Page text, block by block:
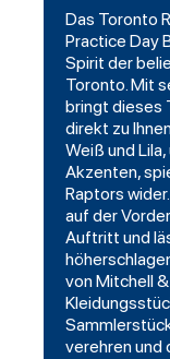
Das Toronto
Practice Day
Spirit der
Toronto. Mit
bringt dieses
direkt zu
Weiß und
Akzenten,
Raptors
auf der
Auftritt und
von Mitchell
verehren und